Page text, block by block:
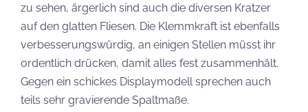
zu sehen, ärgerlich sind auch die diversen Kratzer
auf den glatten Fliesen. Die Klemmkraft ist ebenfalls
verbesserungswürdig, an einigen Stellen müsst ihr
ordentlich drücken, damit alles fest zusammenhält.
Gegen ein schickes Displaymodell sprechen auch
teils sehr gravierende Spaltmaße.